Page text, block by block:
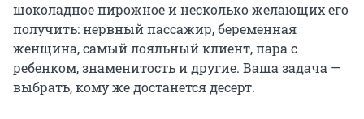
шоколадное пирожное и несколько желающих его
получить: нервный пассажир, беременная
женщина, самый лояльный клиент, пара с
ребенком, знаменитость и другие. Ваша задача —
выбрать, кому же достанется десерт.